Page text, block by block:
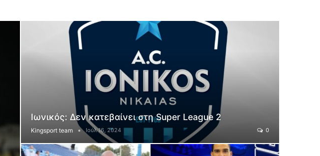
Ιωνικός: Δεν κατεβαίνει στη Super League 2
Kingsport team Ιούλ 16, 2024 0